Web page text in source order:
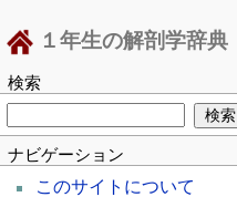
１年生の解剖学辞典
検索
ナビゲーション
このサイトについて